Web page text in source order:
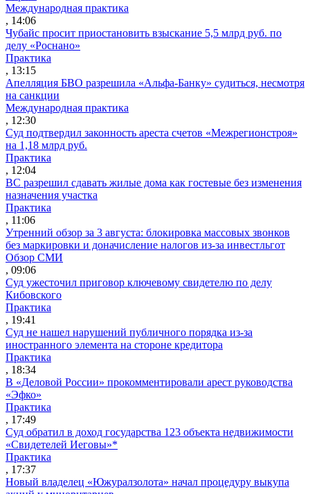
Международная практика
, 14:06
Чубайс просит приостановить взыскание 5,5 млрд руб. по
делу «Роснано»
Практика
, 13:15
Апелляция БВО разрешила «Альфа-Банку» судиться, несмотря
на санкции
Международная практика
, 12:30
Суд подтвердил законность ареста счетов «Межрегионстроя»
на 1,18 млрд руб.
Практика
, 12:04
ВС разрешил сдавать жилые дома как гостевые без изменения
назначения участка
Практика
, 11:06
Утренний обзор за 3 августа: блокировка массовых звонков
без маркировки и доначисление налогов из-за инвестльгот
Обзор СМИ
, 09:06
Суд ужесточил приговор ключевому свидетелю по делу
Кибовского
Практика
, 19:41
Суд не нашел нарушений публичного порядка из-за
иностранного элемента на стороне кредитора
Практика
, 18:34
В «Деловой России» прокомментировали арест руководства
«Эфко»
Практика
, 17:49
Суд обратил в доход государства 123 объекта недвижимости
«Свидетелей Иеговы»*
Практика
, 17:37
Новый владелец «Южуралзолота» начал процедуру выкупа